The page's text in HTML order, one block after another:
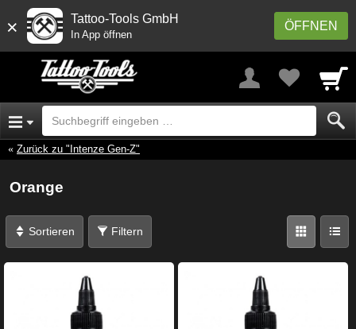
× ÖFFNEN
Tattoo-Tools GmbH
In App öffnen
Zurück zu "Intenze Gen-Z"
Orange
Sortieren Filtern